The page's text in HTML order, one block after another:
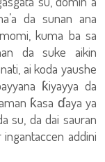
da sunan ana
kuma ba sa
da suke aikin
ai koda yaushe
ƙiyayya da
ƙasa ɗaya ya
su, da dai sauran
addini